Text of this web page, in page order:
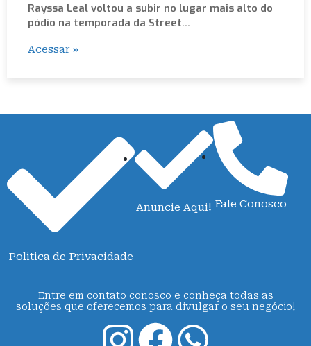
Rayssa Leal voltou a subir no lugar mais alto do
pódio na temporada da Street…
Acessar »
Politica de Privacidade
Anuncie Aqui! Fale Conosco
Entre em contato conosco e conheça todas as
soluções que oferecemos para divulgar o seu negócio!